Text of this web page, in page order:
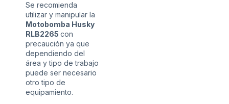
Se recomienda
utilizar y manipular la
Motobomba Husky
RLB2265 con
precaución ya que
dependiendo del
área y tipo de trabajo
puede ser necesario
otro tipo de
equipamiento.